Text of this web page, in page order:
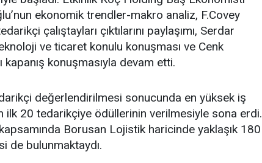
ekonomik trendler-makro analiz, F.Covey
çalıştayları çıktılarını paylaşımı, Serdar
ve ticaret konulu konuşması ve Cenk
kapanış konuşmasıyla devam etti.
değerlendirilmesi sonucunda en yüksek iş
ilk 20 tedarikçiye ödüllerinin verilmesiyle sona erdi.
Borusan Lojistik haricinde yaklaşık 180
de bulunmaktaydı.